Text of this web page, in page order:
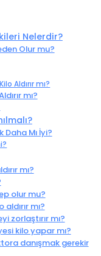
Nelerdir?
Olur mu?
Aldırır mı?
mı?
Mı İyi?
mı?
olur mu?
mı?
zorlaştırır mı?
kilo yapar mı?
danışmak gerekir